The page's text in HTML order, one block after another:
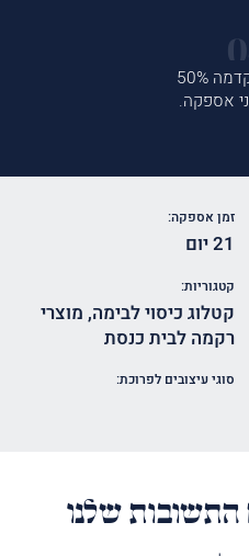
תשלום מקדמה 50%
אספקה.
זמן אספקה:
21 יום
קטגוריות:
קטלוג כיסוי לבימה, מוצרי
רקמה לבית כנסת
סוגי עיצובים לפרוכת:
שלנו